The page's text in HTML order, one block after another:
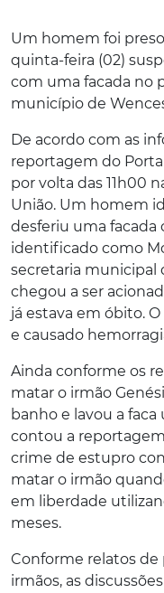
Um homem foi
quinta-feira (02)
com uma facada no
município de
De acordo com as
reportagem do
por volta das 11h00
União. Um homem
desferiu uma facada
identificado como
secretaria municipal
chegou a ser
já estava em óbito.
e causado
Ainda conforme os
matar o irmão
banho e lavou a
contou a
crime de estupro
matar o irmão
em liberdade
meses.
Conforme relatos de
irmãos, as